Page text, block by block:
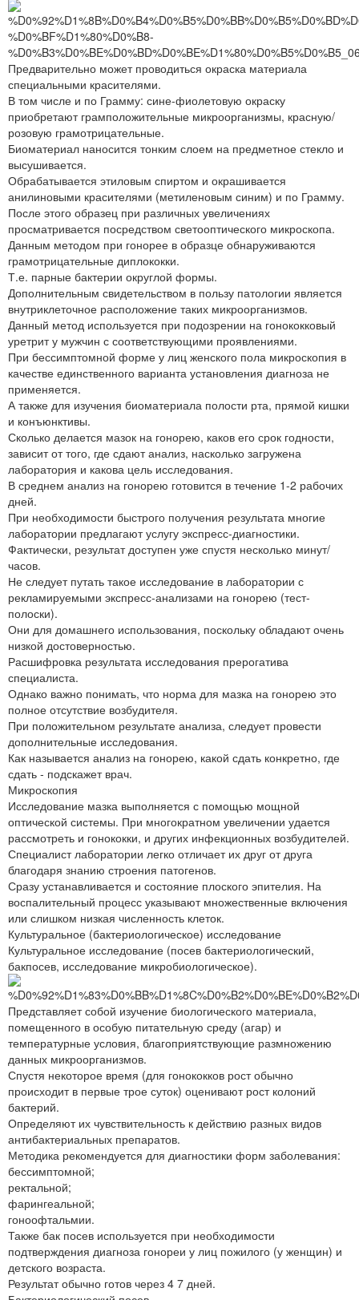
Предварительно может проводиться окраска материала
специальными красителями.
В том числе и по Грамму: сине-фиолетовую окраску
приобретают грамположительные микроорганизмы, красную/
розовую грамотрицательные.
Биоматериал наносится тонким слоем на предметное стекло и
высушивается.
Обрабатывается этиловым спиртом и окрашивается
анилиновыми красителями (метиленовым синим) и по Грамму.
После этого образец при различных увеличениях
просматривается посредством светооптического микроскопа.
Данным методом при гонорее в образце обнаруживаются
грамотрицательные диплококки.
Т.е. парные бактерии округлой формы.
Дополнительным свидетельством в пользу патологии является
внутриклеточное расположение таких микроорганизмов.
Данный метод используется при подозрении на гонококковый
уретрит у мужчин с соответствующими проявлениями.
При бессимптомной форме у лиц женского пола микроскопия в
качестве единственного варианта установления диагноза не
применяется.
А также для изучения биоматериала полости рта, прямой кишки
и конъюнктивы.
Сколько делается мазок на гонорею, каков его срок годности,
зависит от того, где сдают анализ, насколько загружена
лаборатория и какова цель исследования.
В среднем анализ на гонорею готовится в течение 1-2 рабочих
дней.
При необходимости быстрого получения результата многие
лаборатории предлагают услугу экспресс-диагностики.
Фактически, результат доступен уже спустя несколько минут/
часов.
Не следует путать такое исследование в лаборатории с
рекламируемыми экспресс-анализами на гонорею (тест-
полоски).
Они для домашнего использования, поскольку обладают очень
низкой достоверностью.
Расшифровка результата исследования прерогатива
специалиста.
Однако важно понимать, что норма для мазка на гонорею это
полное отсутствие возбудителя.
При положительном результате анализа, следует провести
дополнительные исследования.
Как называется анализ на гонорею, какой сдать конкретно, где
сдать ‑ подскажет врач.
Микроскопия
Исследование мазка выполняется с помощью мощной
оптической системы. При многократном увеличении удается
рассмотреть и гонококки, и других инфекционных возбудителей.
Специалист лаборатории легко отличает их друг от друга
благодаря знанию строения патогенов.
Сразу устанавливается и состояние плоского эпителия. На
воспалительный процесс указывают множественные включения
или слишком низкая численность клеток.
Культуральное (бактериологическое) исследование
Культуральное исследование (посев бактериологический,
бакпосев, исследование микробиологическое).
Представляет собой изучение биологического материала,
помещенного в особую питательную среду (агар) и
температурные условия, благоприятствующие размножению
данных микроорганизмов.
Спустя некоторое время (для гонококков рост обычно
происходит в первые трое суток) оценивают рост колоний
бактерий.
Определяют их чувствительность к действию разных видов
антибактериальных препаратов.
Методика рекомендуется для диагностики форм заболевания:
бессимптомной;
ректальной;
фарингеальной;
гоноофтальмии.
Также бак посев используется при необходимости
подтверждения диагноза гонореи у лиц пожилого (у женщин) и
детского возраста.
Результат обычно готов через 4 7 дней.